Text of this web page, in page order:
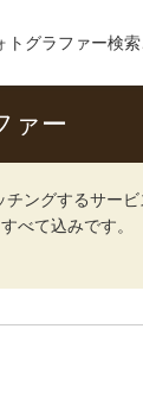
トグラファー検索
ァー
ングするサービ
べて込みです。